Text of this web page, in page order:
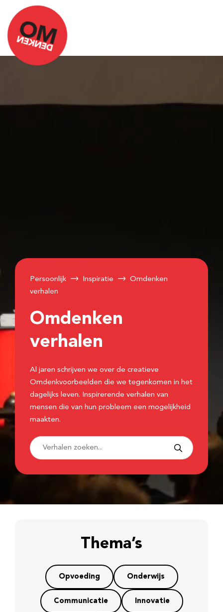
Persoonlijk Inspiratie
Omdenken
verhalen
Omdenken
verhalen
Al jaren schrijven we over de creatieve
Omdenkvoorbeelden die we tegenkomen in het
dagelijks leven. Inspirerende verhalen van
mensen die van hun probleem een mogelijkheid
maakten.
Thema’s
Opvoeding Onderwijs
Communicatie Innovatie